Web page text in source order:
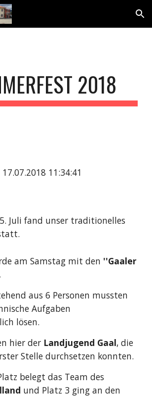
Skip to navigation
2018
11:34:41
Juli fand unser traditionelles
am Samstag mit den ''Gaaler
aus 6 Personen mussten
Aufgaben
lösen.
hier der Landjugend Gaal, die
Stelle durchsetzen konnten.